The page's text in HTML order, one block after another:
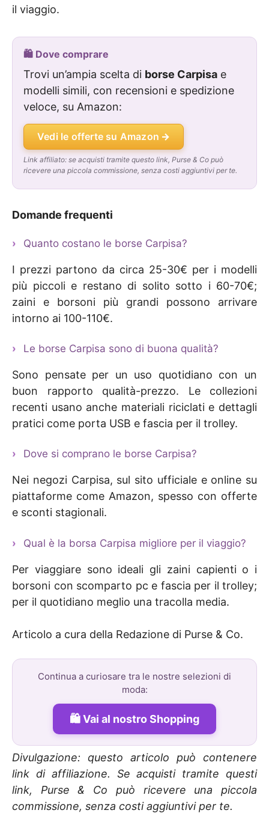
il viaggio.
🛍️ Dove comprare
Trovi un’ampia scelta di borse Carpisa e
modelli simili, con recensioni e spedizione
veloce, su Amazon:
Vedi le offerte su Amazon
Link affiliato: se acquisti tramite questo link, Purse & Co può
ricevere una piccola commissione, senza costi aggiuntivi per te.
Domande frequenti
Quanto costano le borse Carpisa?
I prezzi partono da circa 25-30€ per i modelli
più piccoli e restano di solito sotto i 60-70€;
zaini e borsoni più grandi possono arrivare
intorno ai 100-110€.
Le borse Carpisa sono di buona qualità?
Sono pensate per un uso quotidiano con un
buon rapporto qualità-prezzo. Le collezioni
recenti usano anche materiali riciclati e dettagli
pratici come porta USB e fascia per il trolley.
Dove si comprano le borse Carpisa?
Nei negozi Carpisa, sul sito ufficiale e online su
piattaforme come Amazon, spesso con offerte
e sconti stagionali.
Qual è la borsa Carpisa migliore per il viaggio?
Per viaggiare sono ideali gli zaini capienti o i
borsoni con scomparto pc e fascia per il trolley;
per il quotidiano meglio una tracolla media.
Articolo a cura della Redazione di Purse & Co.
Continua a curiosare tra le nostre selezioni di
moda:
Vai al nostro Shopping
Divulgazione: questo articolo può contenere
link di affiliazione. Se acquisti tramite questi
link, Purse & Co può ricevere una piccola
commissione, senza costi aggiuntivi per te.